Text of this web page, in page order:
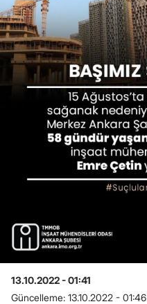
13.10.2022 - 01:41
Güncelleme: 13.10.2022 - 01:46